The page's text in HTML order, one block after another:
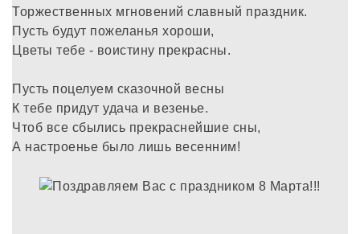
Торжественных мгновений славный праздник.
Пусть будут пожеланья хороши,
Цветы тебе - воистину прекрасны.
Пусть поцелуем сказочной весны
К тебе придут удача и везенье.
Чтоб все сбылись прекраснейшие сны,
А настроенье было лишь весенним!